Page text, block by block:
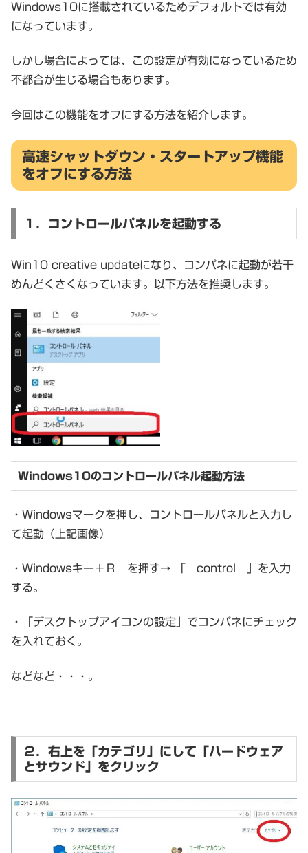
Windows10に搭載されているためデフォルトでは有効
になっています。
しかし場合によっては、この設定が有効になっているため
不都合が生じる場合もあります。
今回はこの機能をオフにする方法を紹介します。
高速シャットダウン・スタートアップ機能
をオフにする方法
１．コントロールパネルを起動する
Win10 creative updateになり、コンパネに起動が若干
めんどくさくなっています。以下方法を推奨します。
Windows10のコントロールパネル起動方法
・Windowsマークを押し、コントロールパネルと入力し
て起動（上記画像）
・Windowsキー＋Ｒ を押す→ 「 control 」を入力
する。
・「デスクトップアイコンの設定」でコンパネにチェック
を入れておく。
などなど・・・。
２．右上を「カテゴリ」にして「ハードウェア
とサウンド」をクリック